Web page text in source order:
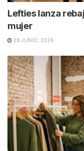
Lefties lanza
mujer
28 JUNIO, 2026